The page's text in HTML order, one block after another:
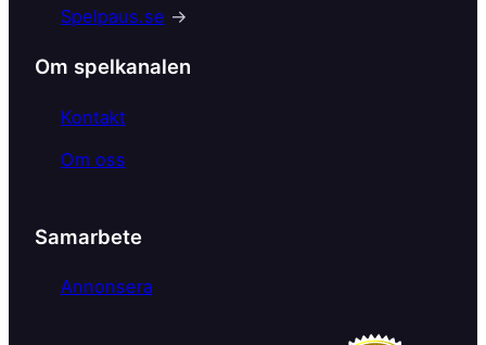
Spelpaus.se →
Om spelkanalen
Kontakt
Om oss
Samarbete
Annonsera